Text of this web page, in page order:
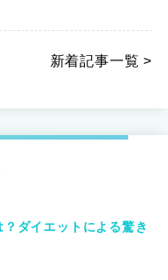
新着記事一覧 >
ダイエットによる驚き